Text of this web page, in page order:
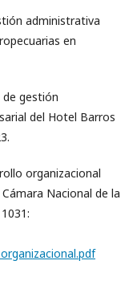
administrativa
en
de gestión
del Hotel Barros
organizacional
Nacional de la